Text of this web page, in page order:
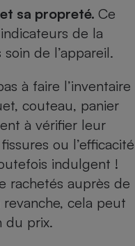
sa propreté. Ce
de la
de l’appareil.
à faire l’inventaire
couteau, panier
à vérifier leur
ou l’efficacité
indulgent !
rachetés auprès de
cela peut
du prix.